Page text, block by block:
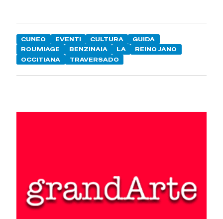
CUNEO EVENTI CULTURA
GUIDA
ROUMIAGE
BENZINAIA LA
REINO JANO
OCCITIANA
TRAVERSADO